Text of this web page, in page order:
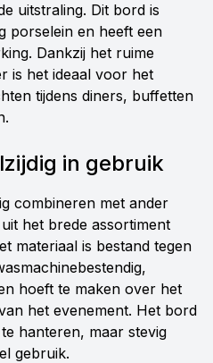
uitstraling. Dit bord is
porselein en heeft een
Dankzij het ruime
is het ideaal voor het
tijdens diners, buffetten
in gebruik
combineren met ander
het brede assortiment
materiaal is bestand tegen
hoeft te maken over het
het evenement. Het bord
hanteren, maar stevig
gebruik.